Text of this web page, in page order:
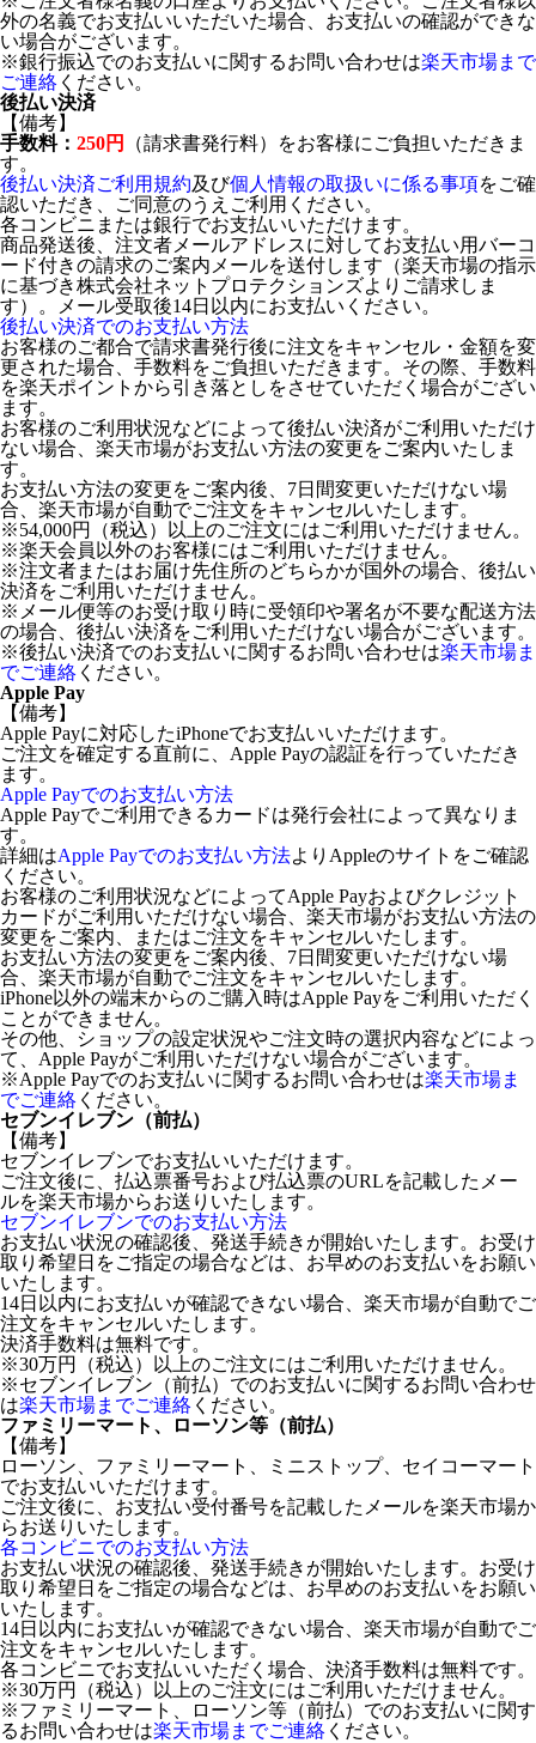
外の名義でお支払いいただいた場合、お支払いの確認ができな
い場合がございます。
※銀行振込でのお支払いに関するお問い合わせは楽天市場まで
ご連絡 ください。
後払い決済
【備考】
手数料： 250円
（請求書発行料）をお客様にご負担いただきま
す。
後払い決済ご利用規約及び個人情報の取扱いに係る事項をご確
認いただき、ご同意のうえご利用ください。
各コンビニまたは銀行でお支払いいただけます。
商品発送後、注文者メールアドレスに対してお支払い用バーコ
ード付きの請求のご案内メールを送付します（楽天市場の指示
に基づき株式会社ネットプロテクションズよりご請求しま
す）。メール受取後14日以内にお支払いください。
後払い決済でのお支払い方法
お客様のご都合で請求書発行後に注文をキャンセル・金額を変
更された場合、手数料をご負担いただきます。その際、手数料
を楽天ポイントから引き落としをさせていただく場合がござい
ます。
お客様のご利用状況などによって後払い決済がご利用いただけ
ない場合、楽天市場がお支払い方法の変更をご案内いたしま
す。
お支払い方法の変更をご案内後、7日間変更いただけない場
合、楽天市場が自動でご注文をキャンセルいたします。
※54,000円（税込）以上のご注文にはご利用いただけません。
※楽天会員以外のお客様にはご利用いただけません。
※注文者またはお届け先住所のどちらかが国外の場合、後払い
決済をご利用いただけません。
※メール便等のお受け取り時に受領印や署名が不要な配送方法
の場合、後払い決済をご利用いただけない場合がございます。
※後払い決済でのお支払いに関するお問い合わせは楽天市場ま
でご連絡 ください。
Apple Pay
【備考】
Apple Payに対応したiPhoneでお支払いいただけます。
ご注文を確定する直前に、Apple Payの認証を行っていただき
ます。
Apple Payでのお支払い方法
Apple Payでご利用できるカードは発行会社によって異なりま
す。
詳細はApple Payでのお支払い方法よりAppleのサイトをご確認
ください。
お客様のご利用状況などによってApple Payおよびクレジット
カードがご利用いただけない場合、楽天市場がお支払い方法の
変更をご案内、またはご注文をキャンセルいたします。
お支払い方法の変更をご案内後、7日間変更いただけない場
合、楽天市場が自動でご注文をキャンセルいたします。
iPhone以外の端末からのご購入時はApple Payをご利用いただく
ことができません。
その他、ショップの設定状況やご注文時の選択内容などによっ
て、Apple Payがご利用いただけない場合がございます。
※Apple Payでのお支払いに関するお問い合わせは楽天市場ま
でご連絡 ください。
セブンイレブン（前払）
【備考】
セブンイレブンでお支払いいただけます。
ご注文後に、払込票番号および払込票のURLを記載したメー
ルを楽天市場からお送りいたします。
セブンイレブンでのお支払い方法
お支払い状況の確認後、発送手続きが開始いたします。お受け
取り希望日をご指定の場合などは、お早めのお支払いをお願い
いたします。
14日以内にお支払いが確認できない場合、楽天市場が自動でご
注文をキャンセルいたします。
決済手数料は無料です。
※30万円（税込）以上のご注文にはご利用いただけません。
※セブンイレブン（前払）でのお支払いに関するお問い合わせ
は楽天市場までご連絡 ください。
ファミリーマート、ローソン等（前払）
【備考】
ローソン、ファミリーマート、ミニストップ、セイコーマート
でお支払いいただけます。
ご注文後に、お支払い受付番号を記載したメールを楽天市場か
らお送りいたします。
各コンビニでのお支払い方法
お支払い状況の確認後、発送手続きが開始いたします。お受け
取り希望日をご指定の場合などは、お早めのお支払いをお願い
いたします。
14日以内にお支払いが確認できない場合、楽天市場が自動でご
注文をキャンセルいたします。
各コンビニでお支払いいただく場合、決済手数料は無料です。
※30万円（税込）以上のご注文にはご利用いただけません。
※ファミリーマート、ローソン等（前払）でのお支払いに関す
るお問い合わせは楽天市場までご連絡 ください。